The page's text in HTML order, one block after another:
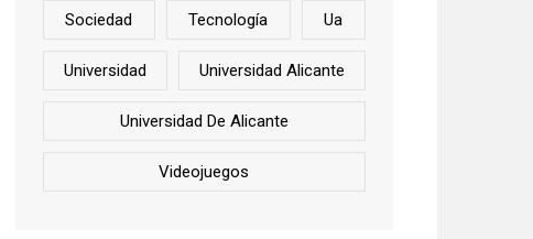
Sociedad Tecnología Ua
Universidad Universidad Alicante
Universidad De Alicante
Videojuegos